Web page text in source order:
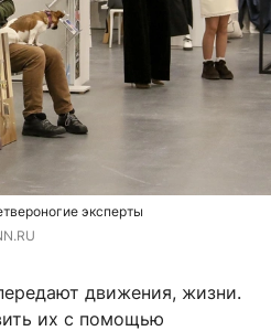
эксперты
движения, жизни.
их с помощью